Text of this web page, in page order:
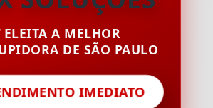
ELEITA A MELHOR
DE SÃO PAULO
IMEDIATO